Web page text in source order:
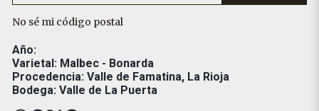
No sé mi código postal
Año:
Varietal: Malbec - Bonarda
Procedencia: Valle de Famatina, La Rioja
Bodega: Valle de La Puerta